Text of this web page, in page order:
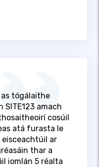
tógálaithe
SITE123 amach
cosúil
atá furasta le
ar
thar a
iomlán 5 réalta